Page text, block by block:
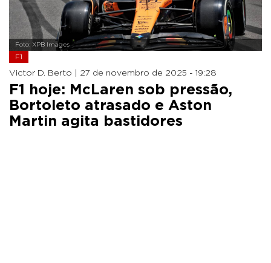
Foto: XPB Images
F1
Victor D. Berto | 27 de novembro de 2025 - 19:28
F1 hoje: McLaren sob pressão,
Bortoleto atrasado e Aston
Martin agita bastidores